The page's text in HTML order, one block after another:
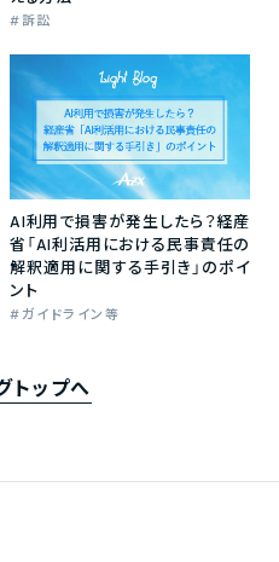
訴訟
AI利用で損害が発生したら？経産
省「AI利活用における民事責任の
解釈適用に関する手引き」のポイ
ント
ガイドライン等
トップへ